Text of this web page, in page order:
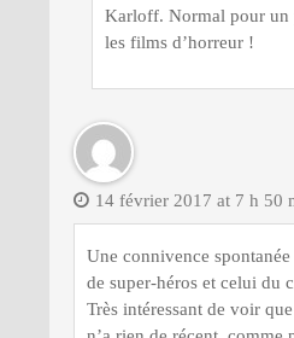
Karloff. Normal pour un
les films d’horreur !
14 février 2017 at 7 h 50
Une connivence
de super-héros et celui du
Très intéressant de voir